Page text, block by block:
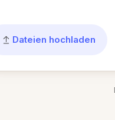
Dateien hochladen